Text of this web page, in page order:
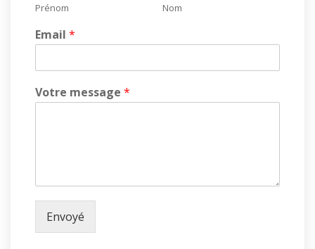
Prénom Nom
Email *
Votre message *
Envoyé